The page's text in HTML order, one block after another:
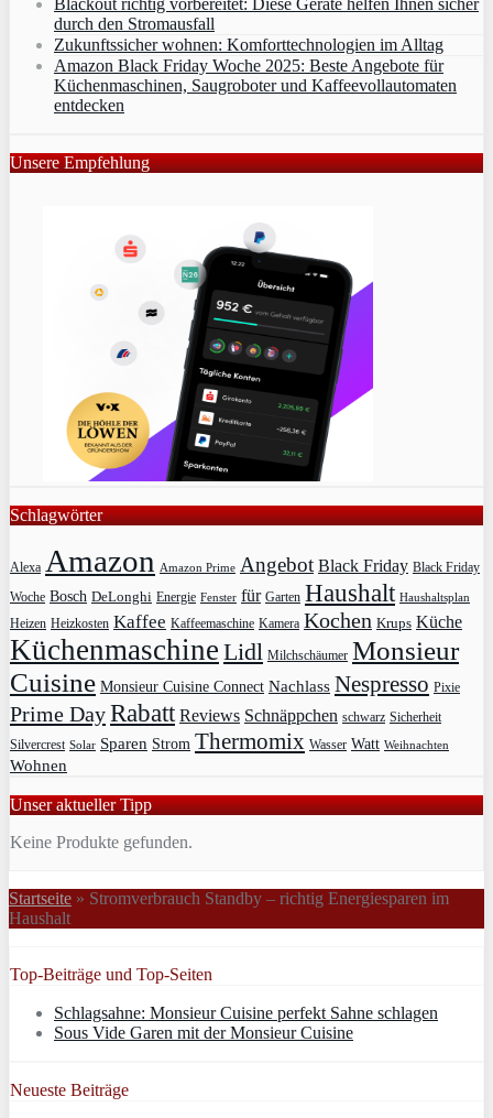
durch den Stromausfall
Zukunftssicher wohnen: Komforttechnologien im Alltag
Amazon Black Friday Woche 2025: Beste Angebote für
Küchenmaschinen, Saugroboter und Kaffeevollautomaten
entdecken
Unsere Empfehlung
Schlagwörter
Alexa Amazon Amazon Prime Angebot Black Friday Black Friday
Woche Bosch DeLonghi Energie Fenster für Garten Haushalt Haushaltsplan
Heizen Heizkosten Kaffee Kaffeemaschine Kamera Kochen Krups Küche
Küchenmaschine Lidl Milchschäumer Monsieur
Cuisine Monsieur Cuisine Connect Nachlass Nespresso Pixie
Prime DayRabatt Reviews Schnäppchen schwarz Sicherheit
Silvercrest Solar Sparen Strom Thermomix Wasser Watt Weihnachten
Wohnen
Unser aktueller Tipp
Keine Produkte gefunden.
Startseite » Stromverbrauch Standby – richtig Energiesparen im
Haushalt
Top-Beiträge und Top-Seiten
Schlagsahne: Monsieur Cuisine perfekt Sahne schlagen
Sous Vide Garen mit der Monsieur Cuisine
Neueste Beiträge